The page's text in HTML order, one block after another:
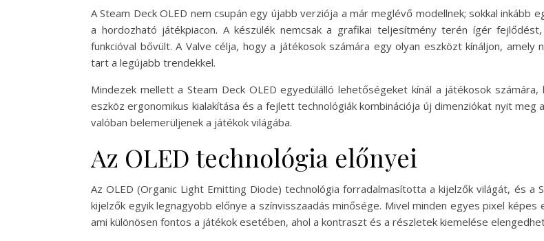
A Steam Deck OLED nem csupán egy újabb verziója a már meglévő modellnek; sokkal
a hordozható játékpiacon. A készülék nemcsak a grafikai teljesítmény terén ígér
funkcióval bővült. A Valve célja, hogy a játékosok számára egy olyan eszközt kínáljon,
tart a legújabb trendekkel.
Mindezek mellett a Steam Deck OLED egyedülálló lehetőségeket kínál a játékosok
eszköz ergonomikus kialakítása és a fejlett technológiák kombinációja új dimenziókat nyit
valóban belemerüljenek a játékok világába.
Az OLED technológia előnyei
Az OLED (Organic Light Emitting Diode) technológia forradalmasította a kijelzők világát, és a
kijelzők egyik legnagyobb előnye a színvisszaadás minősége. Mivel minden egyes pixel
ami különösen fontos a játékok esetében, ahol a kontraszt és a részletek kiemelése